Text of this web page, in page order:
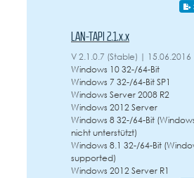
LAN-TAPI 2.1.x.x
V 2.1.0.7 (Stable) | 15.06.2016
Windows 10 32-/64-Bit
Windows 7 32-/64-Bit SP1
Windows Server 2008 R2
Windows 2012 Server
Windows 8 32-/64-Bit
nicht unterstützt)
Windows 8.1 32-/64-Bit
supported)
Windows 2012 Server R1